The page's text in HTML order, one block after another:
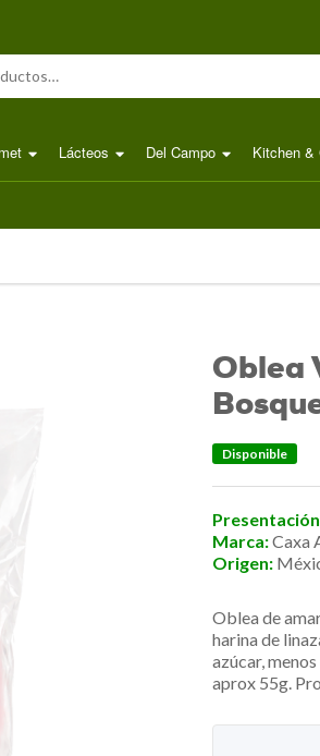
Lácteos Del Campo Kitchen &
Oblea
Disponible
Marca:Caxa
Origen:
Oblea de
harina de
azúcar,
aprox 55g.